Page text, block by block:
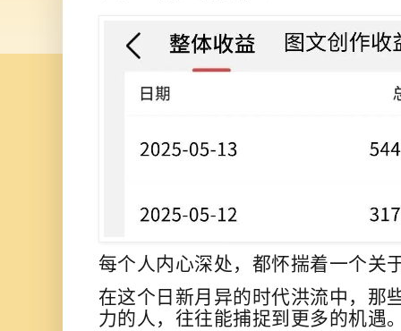
每个人内心深处，都怀揣着一个关
在这个日新月异的时代洪流中，那
力的人，往往能捕捉到更多的机遇